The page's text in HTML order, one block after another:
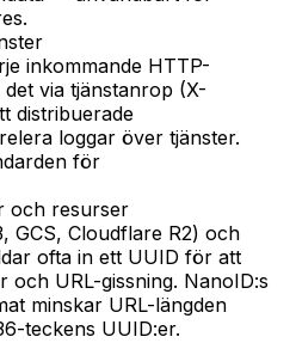
inkommande HTTP-
via tjänstanrop (X-
distribuerade
loggar över tjänster.
för
och resurser
GCS, Cloudflare R2) och
ofta in ett UUID för att
URL-gissning. NanoID:s
minskar URL-längden
teckens UUID:er.